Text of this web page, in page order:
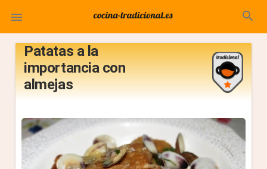
 search
Patatas a la
importancia con
almejas